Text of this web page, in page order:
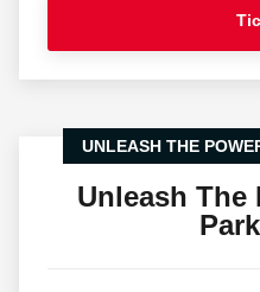
UNLEASH THE
Unleash The